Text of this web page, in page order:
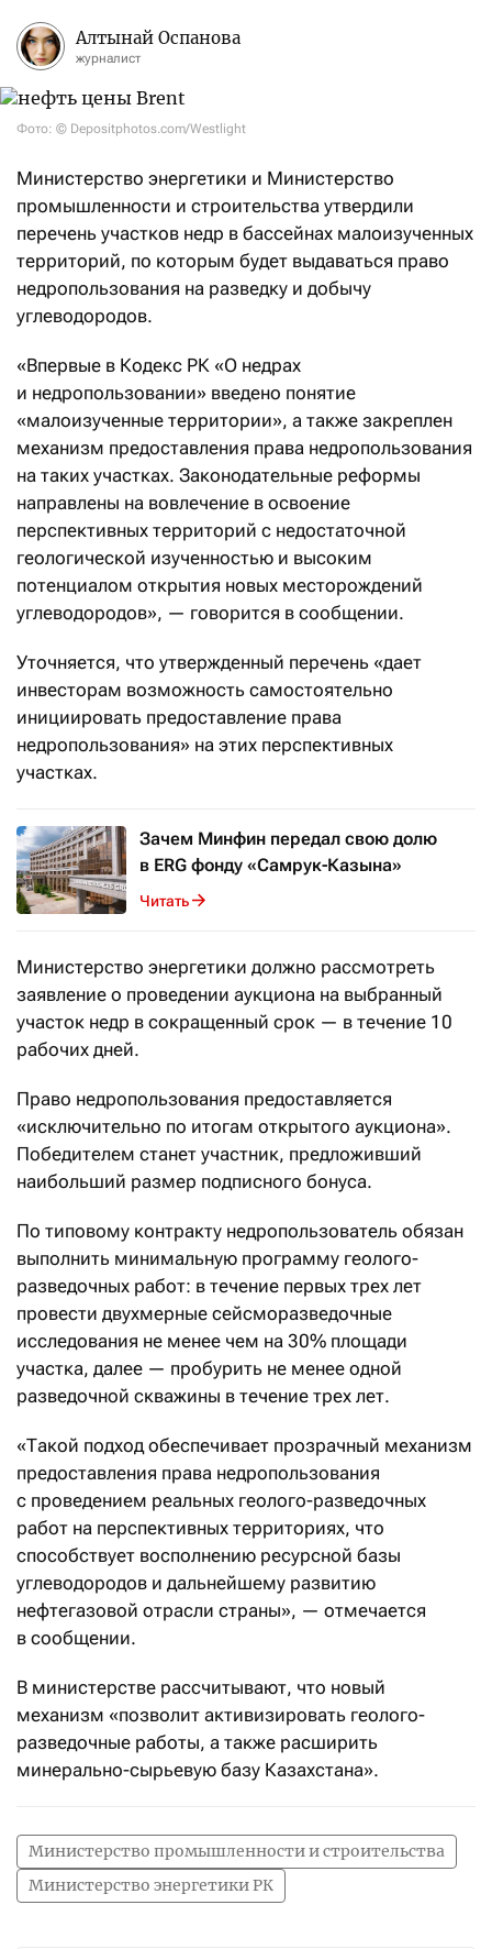
Алтынай Оспанова
журналист
Фото: © Depositphotos.com/Westlight
Министерство энергетики и Министерство
промышленности и строительства утвердили
перечень участков недр в бассейнах малоизученных
территорий, по которым будет выдаваться право
недропользования на разведку и добычу
углеводородов.
«Впервые в Кодекс РК «О недрах
и недропользовании» введено понятие
«малоизученные территории», а также закреплен
механизм предоставления права недропользования
на таких участках. Законодательные реформы
направлены на вовлечение в освоение
перспективных территорий с недостаточной
геологической изученностью и высоким
потенциалом открытия новых месторождений
углеводородов», — говорится в сообщении.
Уточняется, что утвержденный перечень «дает
инвесторам возможность самостоятельно
инициировать предоставление права
недропользования» на этих перспективных
участках.
Зачем Минфин передал свою долю
в ERG фонду «Самрук-Казына»
Читать
Министерство энергетики должно рассмотреть
заявление о проведении аукциона на выбранный
участок недр в сокращенный срок — в течение 10
рабочих дней.
Право недропользования предоставляется
«исключительно по итогам открытого аукциона».
Победителем станет участник, предложивший
наибольший размер подписного бонуса.
По типовому контракту недропользователь обязан
выполнить минимальную программу геолого-
разведочных работ: в течение первых трех лет
провести двухмерные сейсморазведочные
исследования не менее чем на 30% площади
участка, далее — пробурить не менее одной
разведочной скважины в течение трех лет.
«Такой подход обеспечивает прозрачный механизм
предоставления права недропользования
с проведением реальных геолого-разведочных
работ на перспективных территориях, что
способствует восполнению ресурсной базы
углеводородов и дальнейшему развитию
нефтегазовой отрасли страны», — отмечается
в сообщении.
В министерстве рассчитывают, что новый
механизм «позволит активизировать геолого-
разведочные работы, а также расширить
минерально-сырьевую базу Казахстана».
Министерство промышленности и строительства
Министерство энергетики РК